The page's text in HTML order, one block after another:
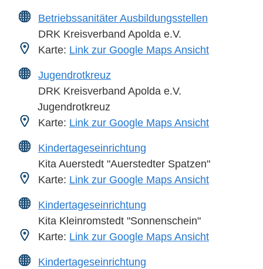
Betriebssanitäter Ausbildungsstellen
DRK Kreisverband Apolda e.V.
Karte: Link zur Google Maps Ansicht
Jugendrotkreuz
DRK Kreisverband Apolda e.V.
Jugendrotkreuz
Karte: Link zur Google Maps Ansicht
Kindertageseinrichtung
Kita Auerstedt "Auerstedter Spatzen"
Karte: Link zur Google Maps Ansicht
Kindertageseinrichtung
Kita Kleinromstedt "Sonnenschein"
Karte: Link zur Google Maps Ansicht
Kindertageseinrichtung